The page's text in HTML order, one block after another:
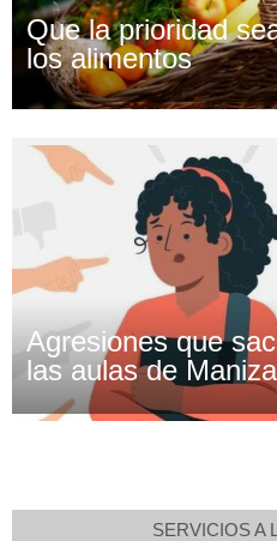
Que la prioridad
los alimentos
Agresiones que
las aulas de
SERVICIOS A